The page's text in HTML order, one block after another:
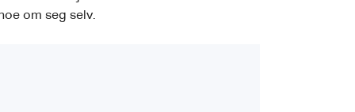
om seg selv.